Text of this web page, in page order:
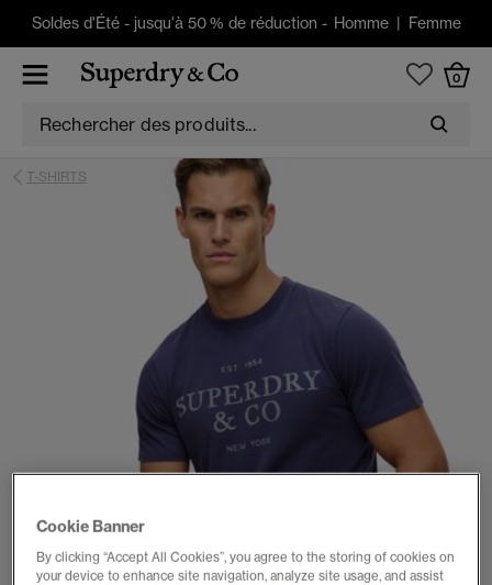
Soldes d'Été -jusqu'à 50 % de réduction - Homme| Femme
0
T-SHIRTS
Cookie Banner
By clicking “Accept All Cookies”, you agree to the storing of cookies on
your device to enhance site navigation, analyze site usage, and assist